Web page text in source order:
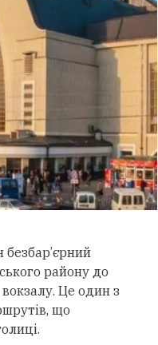
району до
Це один з
що